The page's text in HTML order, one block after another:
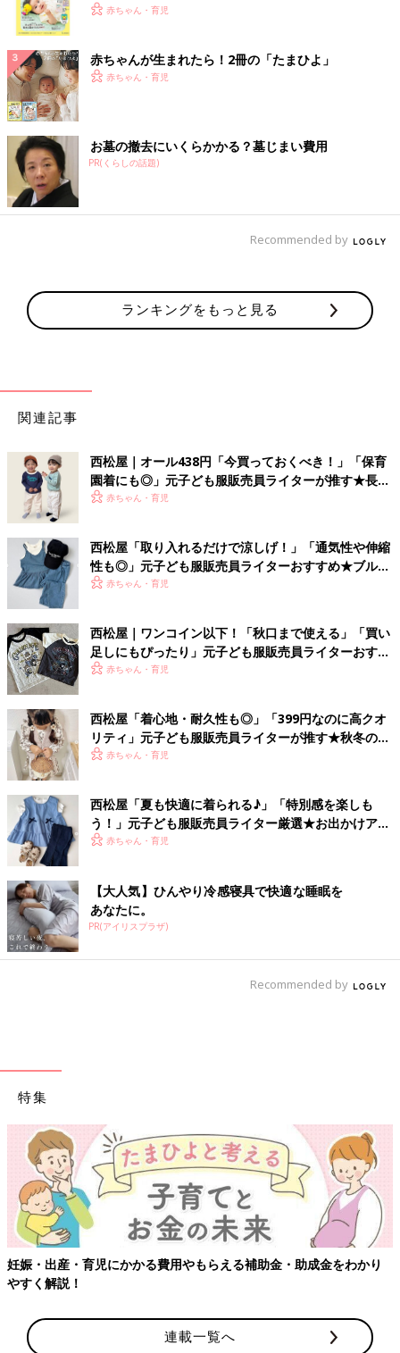
く！ おっぱい・ミルクの基本と夏のトラブル 解決テ
赤ちゃん・育児
赤ちゃんが生まれたら！2冊の「たまひよ」
赤ちゃん・育児
お墓の撤去にいくらかかる？墓じまい費用
PR(くらしの話題)
Recommended by
ランキングをもっと見る
関連記事
西松屋｜オール438円「今買っておくべき！」「保育
園着にも◎」元子ども服販売員ライターが推す★長袖
Tシャツ5選
赤ちゃん・育児
西松屋「取り入れるだけで涼しげ！」「通気性や伸縮
性も◎」元子ども服販売員ライターおすすめ★ブルー
アイテム5選
赤ちゃん・育児
西松屋｜ワンコイン以下！「秋口まで使える」「買い
足しにもぴったり」元子ども服販売員ライターおすす
め★半袖Tシャツ5選
赤ちゃん・育児
西松屋「着心地・耐久性も◎」「399円なのに高クオ
リティ」元子ども服販売員ライターが推す★秋冬のお
出かけアイテム5選
赤ちゃん・育児
西松屋「夏も快適に着られる♪」「特別感を楽しも
う！」元子ども服販売員ライター厳選★お出かけアイ
テム5選
赤ちゃん・育児
【大人気】ひんやり冷感寝具で快適な睡眠を
あなたに。
PR(アイリスプラザ)
Recommended by
特集
【ワクチン接種できるものも】妊婦の感染症対策、知っておいて！
連載一覧へ